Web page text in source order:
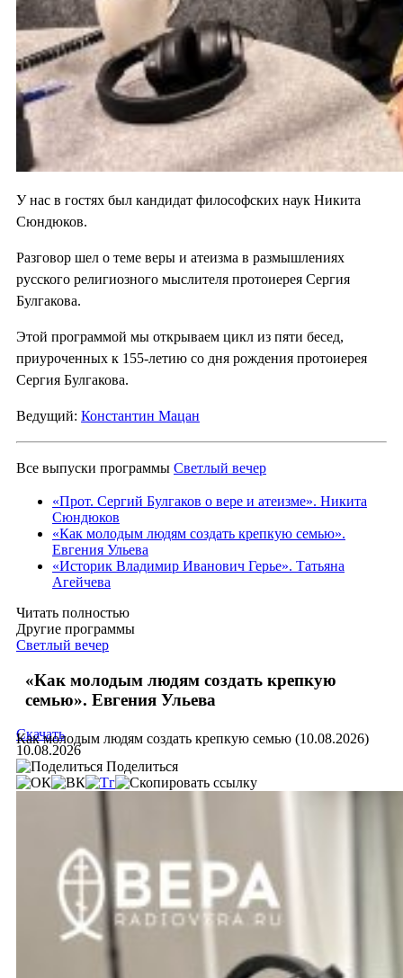
У нас в гостях был кандидат философских наук Никита
Сюндюков.
Разговор шел о теме веры и атеизма в размышлениях
русского религиозного мыслителя протоиерея Сергия
Булгакова.
Этой программой мы открываем цикл из пяти бесед,
приуроченных к 155-летию со дня рождения протоиерея
Сергия Булгакова.
Ведущий: Константин Мацан
Все выпуски программы Светлый вечер
«Прот. Сергий Булгаков о вере и атеизме». Никита
Сюндюков
«Как молодым людям создать крепкую семью».
Евгения Ульева
«Историк Владимир Иванович Герье». Татьяна
Агейчева
Читать полностью
Другие программы
Светлый вечер
«Как молодым людям создать крепкую
семью». Евгения Ульева
Как молодым людям создать крепкую семью (10.08.2026)
Скачать
10.08.2026
Поделиться